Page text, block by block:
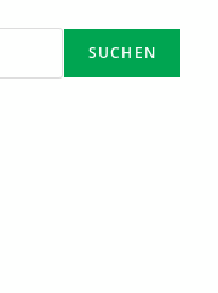
SUCHEN